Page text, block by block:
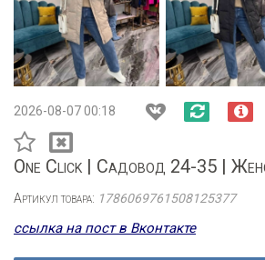
2026-08-07 00:18
One Click | Садовод 24-35 |
Артикул товара: 1786069761508125377
ссылка на пост в Вконтакте